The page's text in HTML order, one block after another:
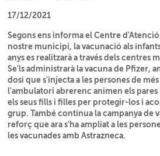
17/12/2021
Segons ens informa el Centre
nostre municipi, la vacunació als
anys es realitzarà a través dels centres
Se'ls administrarà la vacuna de Pfizer,
dosi que s'injecta a les persones de més
l'ambulatori abrerenc animen els
els seus fills i filles per protegir-los i
grup. També continua la campanya de
reforç que ara s'ha ampliat a les
les vacunades amb Astrazneca.